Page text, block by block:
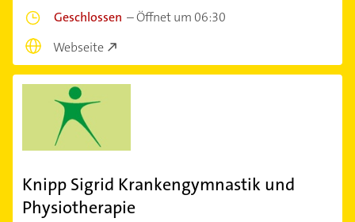
Geschlossen –Öffnet um 06:30
Webseite
Knipp Sigrid Krankengymnastik und
Physiotherapie